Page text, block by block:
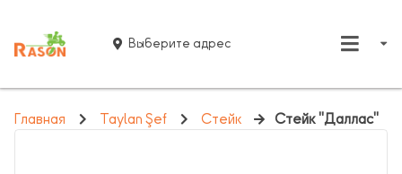
Выберите адрес
Главная Taylan Şef Стейк Стейк "Даллас"